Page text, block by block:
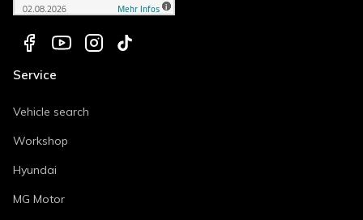
Service
Vehicle search
Workshop
Hyundai
MG Motor